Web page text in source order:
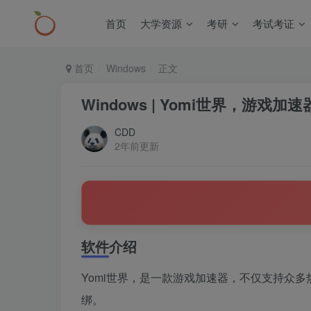
首页 大学资源 考研 考试考证
首页 Windows 正文
Windows | Yomi世界，游戏加速
CDD
2年前更新
软件介绍
Yomi世界，是一款游戏加速器，不仅支持众
绑。